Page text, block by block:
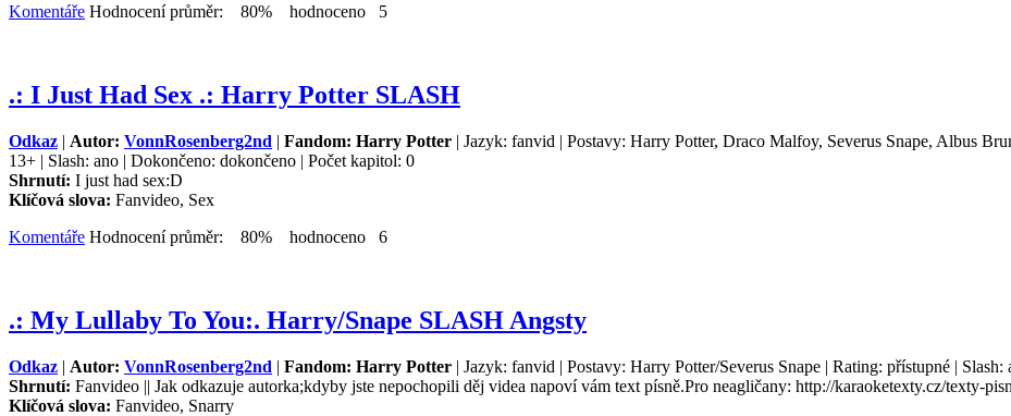
Komentáře Hodnocení průměr: 80% hodnoceno 5
.: I Just Had Sex .: Harry Potter SLASH
Odkaz | Autor: VonnRosenberg2nd | Fandom: Harry Potter | Jazyk: fanvid | Postavy: Harry Potter, Draco Malfoy, Severus Snape, Albus
13+ | Slash: ano | Dokončeno: dokončeno | Počet kapitol: 0
Shrnutí: I just had sex:D
Klíčová slova: Fanvideo, Sex
Komentáře Hodnocení průměr: 80% hodnoceno 6
.: My Lullaby To You:. Harry/Snape SLASH Angsty
Odkaz | Autor: VonnRosenberg2nd | Fandom: Harry Potter | Jazyk: fanvid | Postavy: Harry Potter/Severus Snape | Rating: přístupné |
Shrnutí: Fanvideo || Jak odkazuje autorka;kdyby jste nepochopili děj videa napoví vám text písně.Pro neagličany: http://karaoketexty.cz/texty-
Klíčová slova: Fanvideo, Snarry